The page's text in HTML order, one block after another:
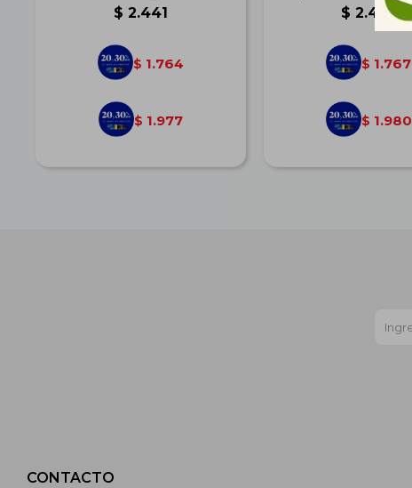
$ 2.441
$ 1.764
$ 1.977
$ 2.445
$ 1.767
$ 1.980
CONTACTO